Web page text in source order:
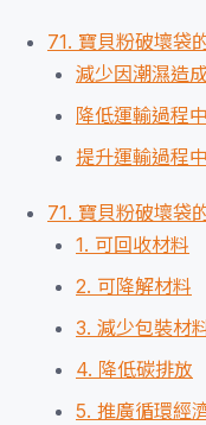
71. 寶貝粉破壞袋
減少因潮濕造
降低運輸過程
提升運輸過程
71. 寶貝粉破壞袋
1. 可回收材料
2. 可降解材料
3. 減少包裝材
4. 降低碳排放
5. 推廣循環經